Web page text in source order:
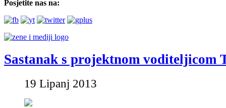
Posjetite nas na:
Sastanak s projektnom voditeljicom
19 Lipanj 2013